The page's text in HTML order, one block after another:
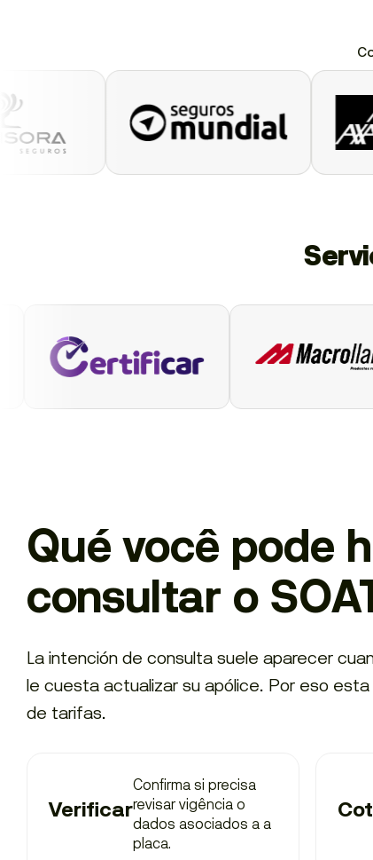
Qué você pode
consultar o
La intención de consulta suele aparecer
le cuesta actualizar su apólice. Por eso
de tarifas.
Verificar
Confirma si precisa
revisar vigência o
dados asociados a a
placa.